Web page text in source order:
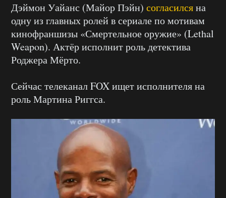
Дэймон Уайанс (Майор Пэйн) согласилсяна
одну из главных ролей в сериале по мотивам
кинофраншизы «Смертельное оружие» (Lethal
Weapon). Актёр исполнит роль детектива
Роджера Мёрто.
Сейчас телеканал FOX ищет исполнителя на
роль Мартина Риггса.